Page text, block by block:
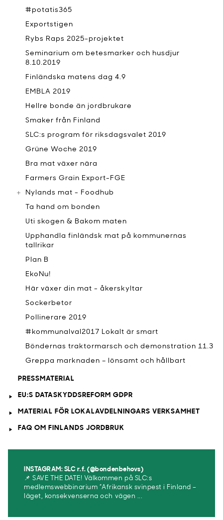
#potatis365
Exportstigen
Rybs Raps 2025-projektet
Seminarium om betesmarker och husdjur
8.10.2019
Finländska matens dag 4.9
EMBLA 2019
Hellre bonde än jordbrukare
Smaker från Finland
SLC:s program för riksdagsvalet 2019
Grüne Woche 2019
Bra mat växer nära
Farmers Grain Export-FGE
Nylands mat - Foodhub
Ta hand om bonden
Uti skogen & Bakom maten
Upphandla finländsk mat på kommunernas
tallrikar
Plan B
EkoNu!
Här växer din mat - åkerskyltar
Sockerbetor
Pollinerare 2019
#kommunalval2017 Lokalt är smart
Böndernas traktormarsch och demonstration 11.3
Greppa marknaden – lönsamt och hållbart
PRESSMATERIAL
EU:S DATASKYDDSREFORM GDPR
MATERIAL FÖR LOKALAVDELNINGARS VERKSAMHET
FAQ OM FINLANDS JORDBRUK
INSTAGRAM: SLC r.f. (@bondenbehovs)
📌 SAVE THE DATE! Välkommen på SLC:s
medlemswebbinarium ”Afrikansk svinpest i Finland –
läget, konsekvenserna och vägen ...